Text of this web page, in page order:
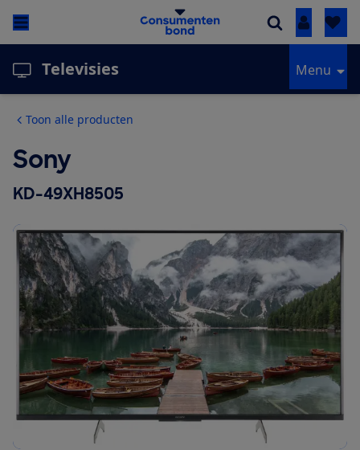
Inloggen
Televisies Menu
Toon alle producten
Sony
KD-49XH8505